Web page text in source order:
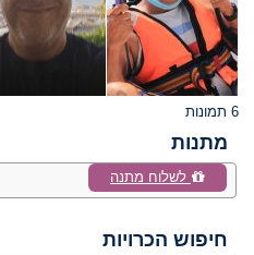
6 תמונות
מתנות
לשלוח מתנה
חיפוש הכרויות